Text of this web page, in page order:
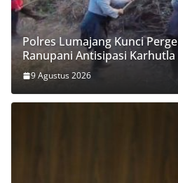
Polres Lumajang Kunci
Ranupani Antisipasi Karhutla
9 Agustus 2026